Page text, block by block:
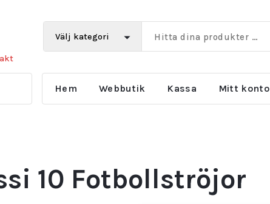
Hem Webbutik Kassa Mitt konto
10 Fotbollströjor